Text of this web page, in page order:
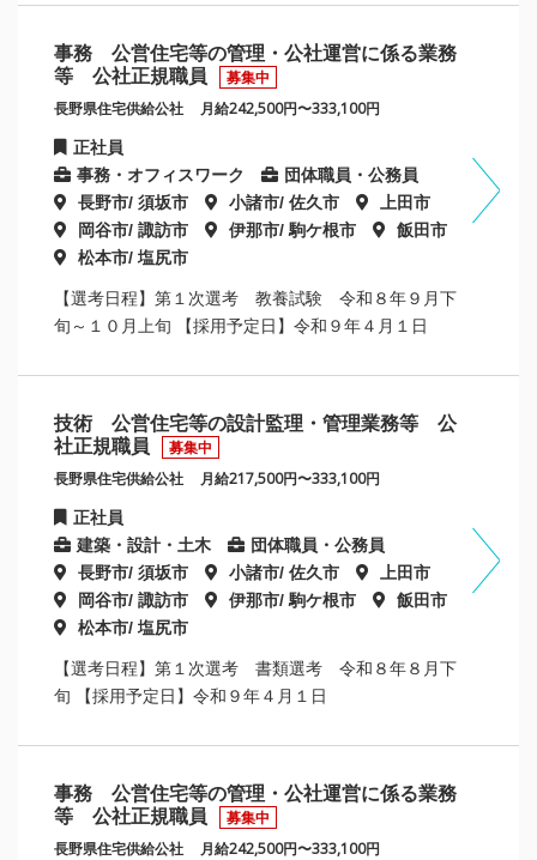
事務 公営住宅等の管理・公社運営に係る業務
等 公社正規職員
募集中
長野県住宅供給公社 月給242,500円〜333,100円
正社員
事務・オフィスワーク
団体職員・公務員
長野市/ 須坂市
小諸市/ 佐久市
上田市
岡谷市/ 諏訪市
伊那市/ 駒ケ根市
飯田市
松本市/ 塩尻市
【選考日程】第１次選考 教養試験 令和８年９月下
旬～１０月上旬 【採用予定日】令和９年４月１日
技術 公営住宅等の設計監理・管理業務等 公
社正規職員
募集中
長野県住宅供給公社 月給217,500円〜333,100円
正社員
建築・設計・土木
団体職員・公務員
長野市/ 須坂市
小諸市/ 佐久市
上田市
岡谷市/ 諏訪市
伊那市/ 駒ケ根市
飯田市
松本市/ 塩尻市
【選考日程】第１次選考 書類選考 令和８年８月下
旬 【採用予定日】令和９年４月１日
事務 公営住宅等の管理・公社運営に係る業務
等 公社正規職員
募集中
長野県住宅供給公社 月給242,500円〜333,100円